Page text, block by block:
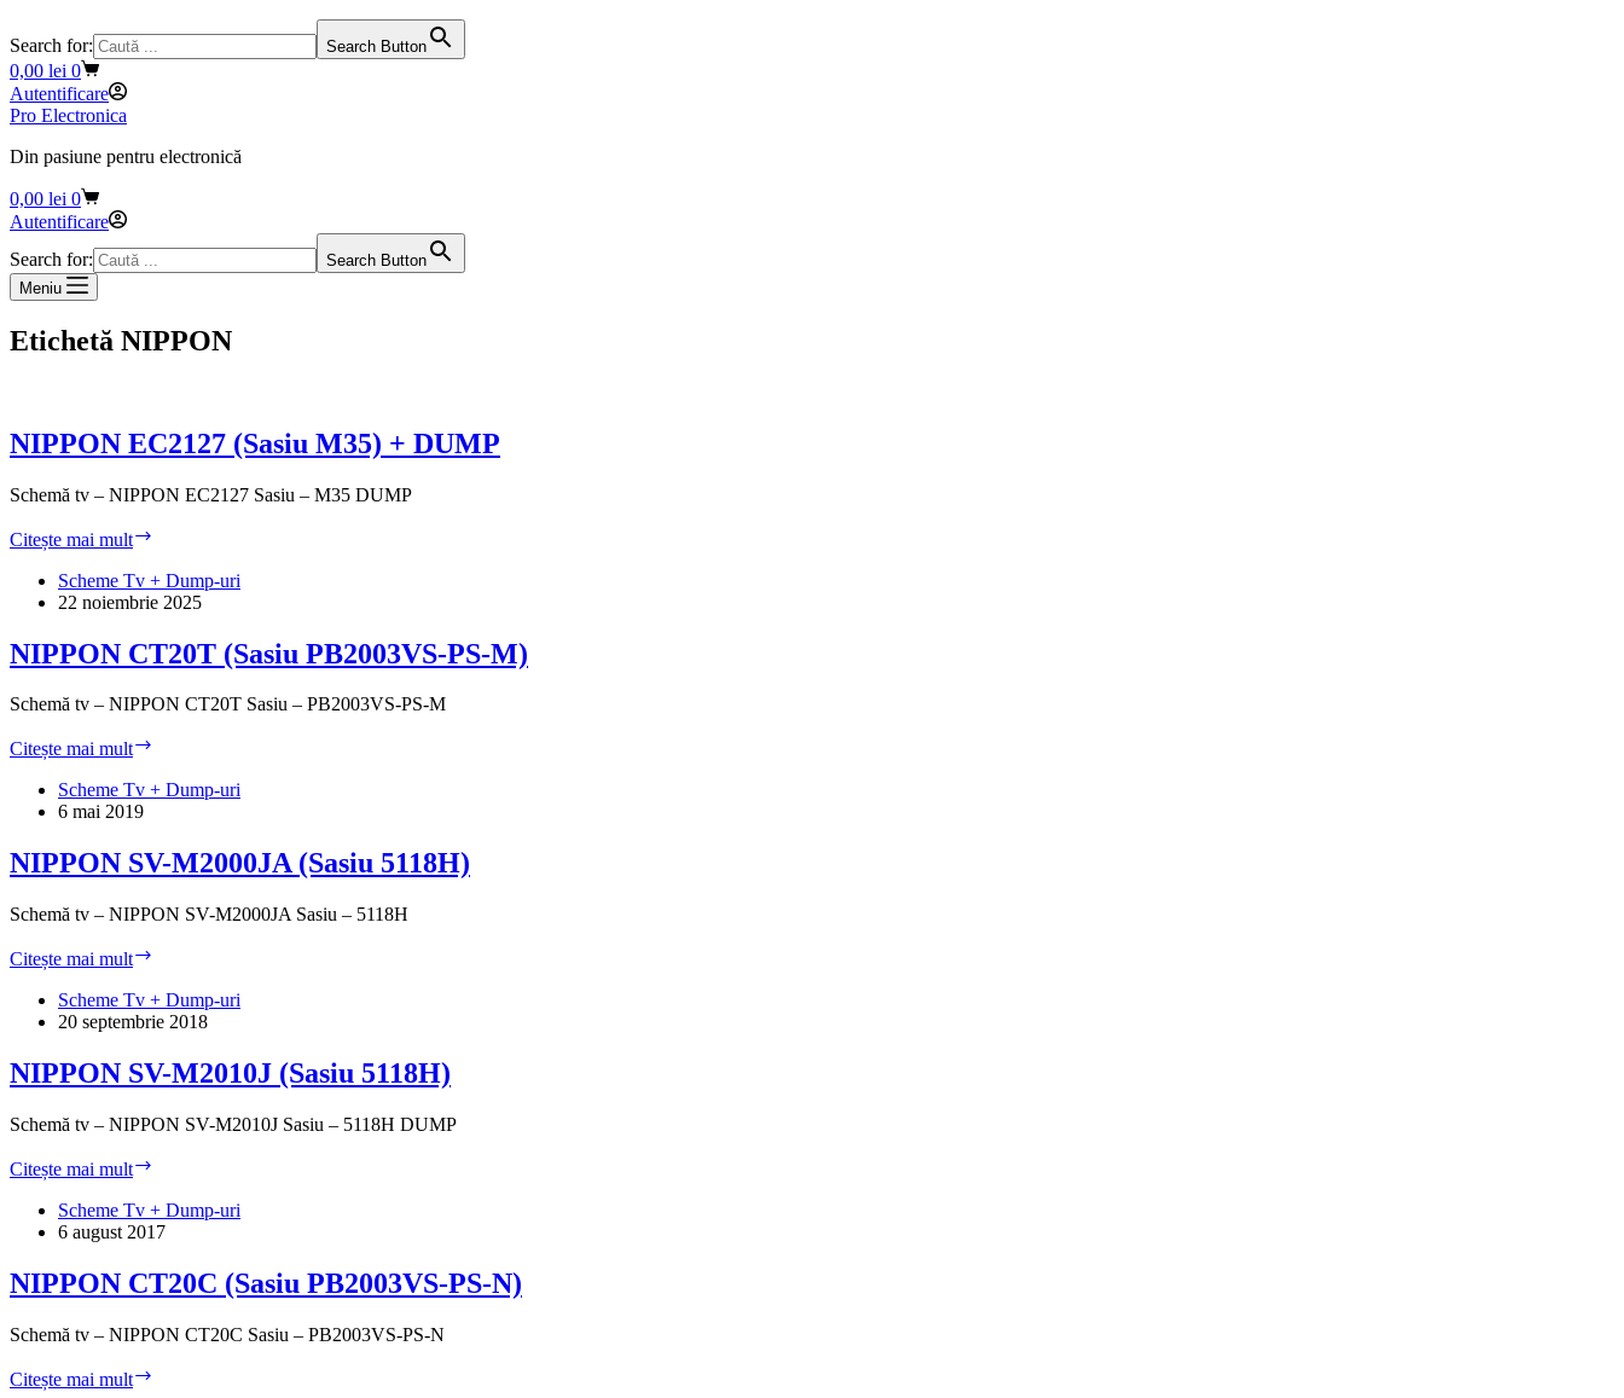
Search for: Search Button
Coș
de
cumpărături
0,00 lei 0
Autentificare
Pro Electronica
Din pasiune pentru electronică
Coș
de
0,00 lei 0
Autentificare
Search for:
Search Button
Meniu
Etichetă NIPPON
NIPPON EC2127 (Sasiu M35) + DUMP
Schemă tv – NIPPON EC2127 Sasiu – M35 DUMP
Citește mai mult
(Sasiu
M35)
DUMP
Scheme Tv + Dump-uri
22 noiembrie 2025
NIPPON CT20T (Sasiu PB2003VS-PS-M)
Schemă tv – NIPPON CT20T Sasiu – PB2003VS-PS-M
Citește mai mult
(Sasiu
M)
Scheme Tv + Dump-uri
6 mai 2019
NIPPON SV-M2000JA (Sasiu 5118H)
Schemă tv – NIPPON SV-M2000JA Sasiu – 5118H
Citește mai mult
M2000JA
(Sasiu
Scheme Tv + Dump-uri
20 septembrie 2018
NIPPON SV-M2010J (Sasiu 5118H)
Schemă tv – NIPPON SV-M2010J Sasiu – 5118H DUMP
Citește mai mult
M2010J
(Sasiu
Scheme Tv + Dump-uri
6 august 2017
NIPPON CT20C (Sasiu PB2003VS-PS-N)
Schemă tv – NIPPON CT20C Sasiu – PB2003VS-PS-N
Citește mai mult